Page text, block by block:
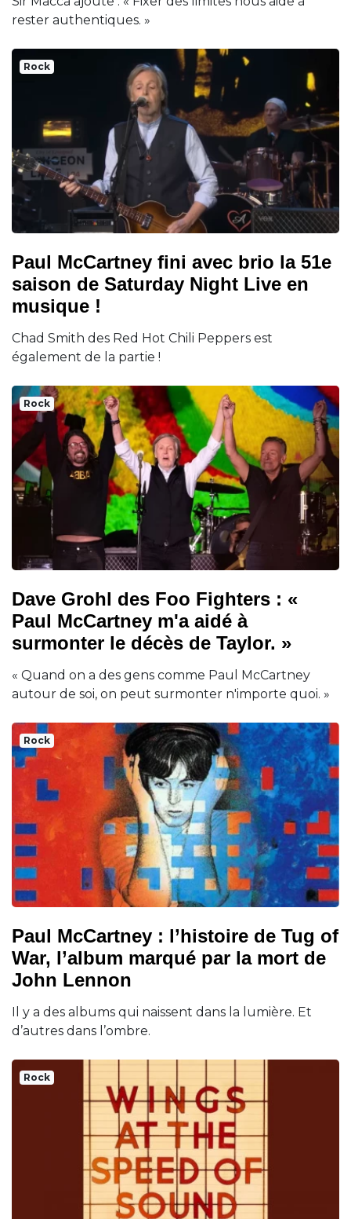
rester authentiques. »
Rock
Paul McCartney fini avec brio la 51e
saison de Saturday Night Live en
musique !
Chad Smith des Red Hot Chili Peppers est
également de la partie !
Rock
Dave Grohl des Foo Fighters : «
Paul McCartney m'a aidé à
surmonter le décès de Taylor. »
« Quand on a des gens comme Paul McCartney
autour de soi, on peut surmonter n'importe quoi. »
Rock
Paul McCartney : l’histoire de Tug of
War, l’album marqué par la mort de
John Lennon
Il y a des albums qui naissent dans la lumière. Et
d’autres dans l’ombre.
Rock